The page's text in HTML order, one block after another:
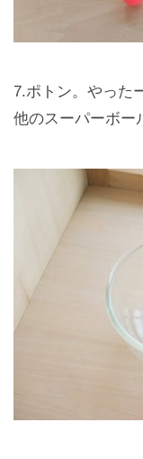
7.ポトン。やった
他のスーパーボー